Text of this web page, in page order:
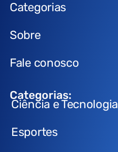
Categorias
Sobre
Fale conosco
Categorias:
Ciência e Tecnologia
Esportes